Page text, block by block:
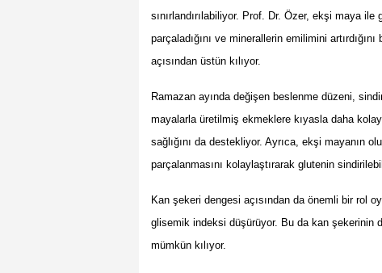
sınırlandırılabiliyor. Prof. Dr. Özer, ekşi maya
parçaladığını ve minerallerin emilimini
açısından üstün kılıyor.
Ramazan ayında değişen beslenme düzeni,
mayalarla üretilmiş ekmeklere kıyasla daha
sağlığını da destekliyor. Ayrıca, ekşi mayanın
parçalanmasını kolaylaştırarak glutenin
Kan şekeri dengesi açısından da önemli bir rol
glisemik indeksi düşürüyor. Bu da kan şekerinin
mümkün kılıyor.